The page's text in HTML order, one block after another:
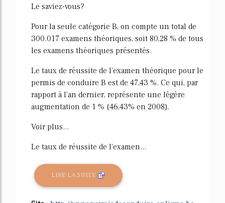
Le saviez-vous?
Pour la seule catégorie B, on compte un total de
300.017 examens théoriques, soit 80,28 % de tous
les examens théoriques présentés.
Le taux de réussite de l'examen théorique pour le
permis de conduire B est de 47,43 %. Ce qui, par
rapport à l'an dernier, représente une légère
augmentation de 1 % (46,43% en 2008).
Voir plus...
Le taux de réussite de l'examen...
LIRE LA SUITE